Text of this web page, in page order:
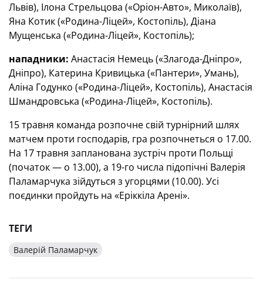
Львів), Ілона Стрельцова («Оріон-Авто», Миколаїв),
Яна Котик («Родина-Ліцей», Костопіль), Діана
Мущенська («Родина-Ліцей», Костопіль);
нападники: Анастасія Немець («Злагода-Дніпро»,
Дніпро), Катерина Кривицька («Пантери», Умань),
Аліна Годунко («Родина-Ліцей», Костопіль), Анастасія
Шмандровська («Родина-Ліцей», Костопіль).
15 травня команда розпочне свій турнірний шлях
матчем проти господарів, гра розпочнеться о 17.00.
На 17 травня запланована зустріч проти Польщі
(початок — о 13.00), а 19-го числа підопічні Валерія
Паламарчука зійдуться з угорцями (10.00). Усі
поєдинки пройдуть на «Еріккіла Арені».
ТЕГИ
Валерій Паламарчук